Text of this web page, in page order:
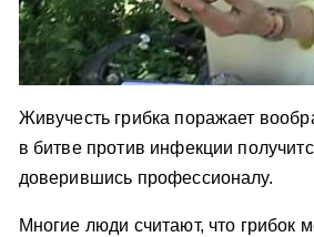
Живучесть грибка поражает
в битве против инфекции
доверившись профессионалу.
Многие люди считают, что грибок